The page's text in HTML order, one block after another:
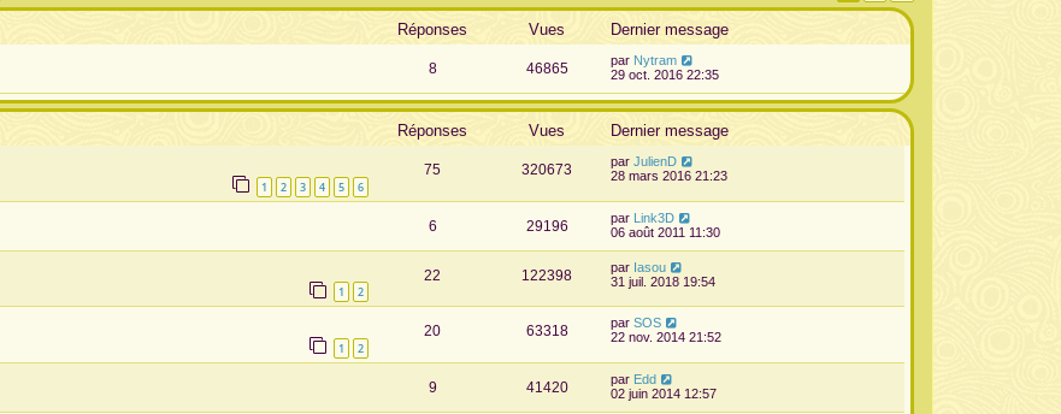
Réponses Vues
Dernier message
8 46865 par Nytram
29 oct. 2016 22:35
Réponses Vues
Dernier message
1 2 3 4 5 6
75 320673 par JulienD
28 mars 2016 21:23
6 29196 par Link3D
06 août 2011 11:30
1 2
22 122398 par Iasou
31 juil. 2018 19:54
1 2
20 63318 par SOS
22 nov. 2014 21:52
9 41420 par Edd
02 juin 2014 12:57